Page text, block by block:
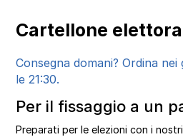
Cartellone
Consegna domani? Ordina
le 21:30.
Per il fissaggio a un
Preparati per le elezioni con i